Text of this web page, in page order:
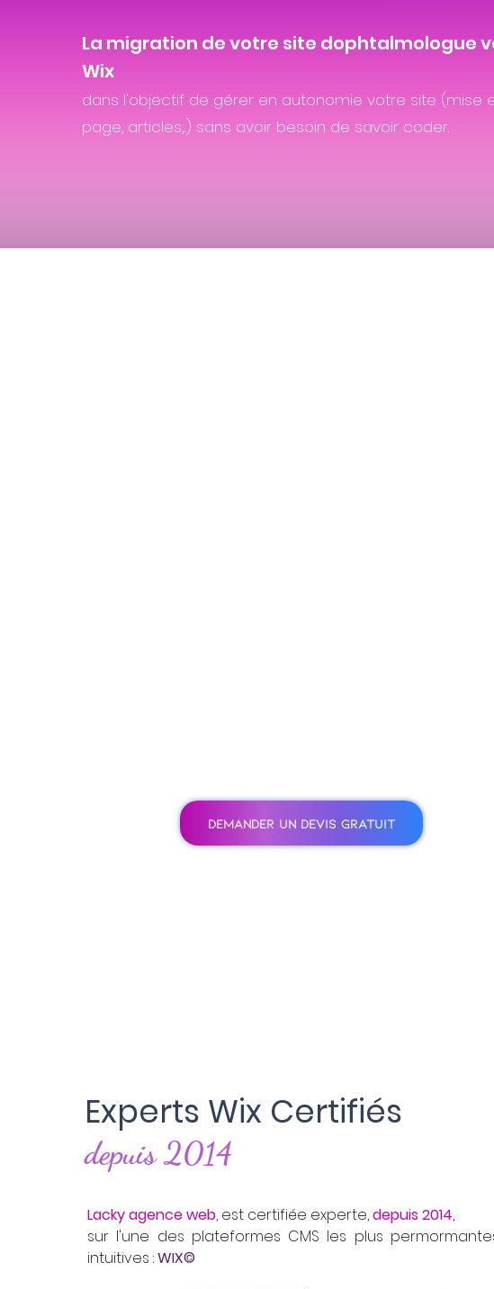
La migration de votre site dophtalmologue
Wix
dans l'objectif de gérer en autonomie votre site (mise
page, articles,...) sans avoir besoin de savoir coder.
DEMANDER UN DEVIS GRATUIT
Experts Wix Certifiés
depuis 2014
Lacky agence web, est certifiée experte,depuis 2014,
sur l'une des plateformes CMS les plus
intuitives :WIX©